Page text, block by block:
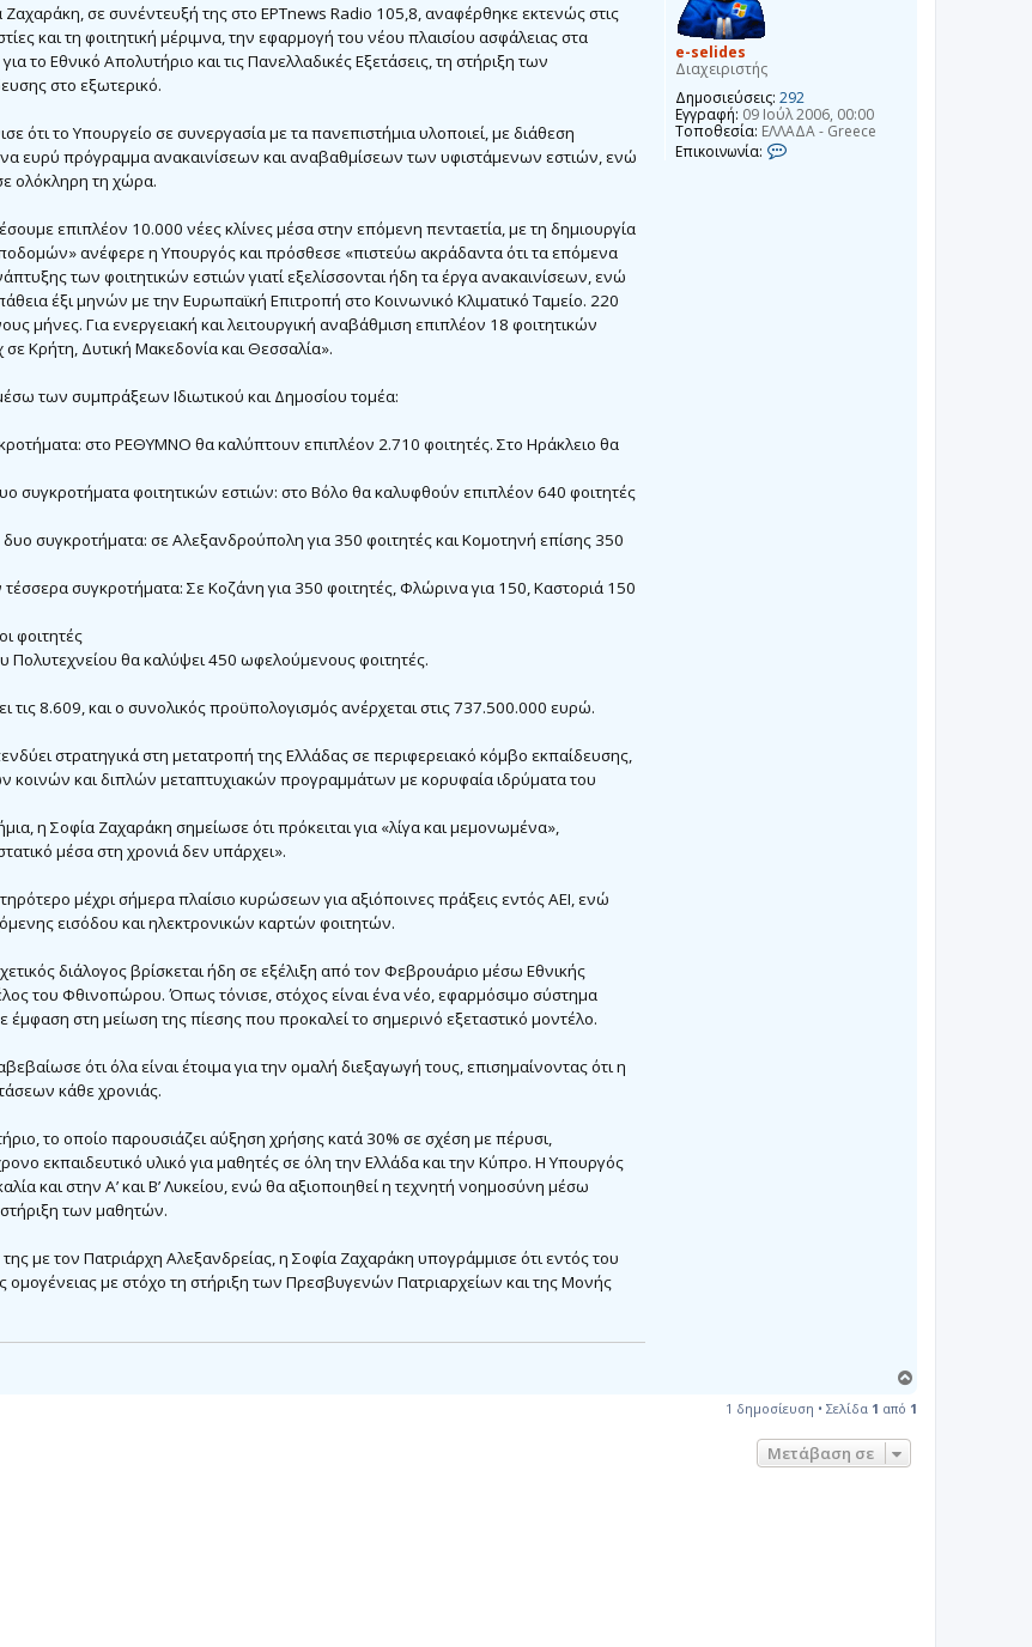
e-selides
Διαχειριστής
Δημοσιεύσεις: 292
Εγγραφή: 09 Ιούλ 2006, 00:00
Τοποθεσία: ΕΛΛΑΔΑ - Greece
Επικοινωνία:
σε συνέντευξή της στο ΕΡΤnews Radio 105,8, αναφέρθηκε εκτενώς στις
και τη φοιτητική μέριμνα, την εφαρμογή του νέου πλαισίου ασφάλειας στα
το Εθνικό Απολυτήριο και τις Πανελλαδικές Εξετάσεις, τη στήριξη των
στο εξωτερικό.
ότι το Υπουργείο σε συνεργασία με τα πανεπιστήμια υλοποιεί, με διάθεση
ευρύ πρόγραμμα ανακαινίσεων και αναβαθμίσεων των υφιστάμενων εστιών, ενώ
ολόκληρη τη χώρα.
επιπλέον 10.000 νέες κλίνες μέσα στην επόμενη πενταετία, με τη δημιουργία
ανέφερε η Υπουργός και πρόσθεσε «πιστεύω ακράδαντα ότι τα επόμενα
των φοιτητικών εστιών γιατί εξελίσσονται ήδη τα έργα ανακαινίσεων, ενώ
έξι μηνών με την Ευρωπαϊκή Επιτροπή στο Κοινωνικό Κλιματικό Ταμείο. 220
μήνες. Για ενεργειακή και λειτουργική αναβάθμιση επιπλέον 18 φοιτητικών
Κρήτη, Δυτική Μακεδονία και Θεσσαλία».
των συμπράξεων Ιδιωτικού και Δημοσίου τομέα:
στο ΡΕΘΥΜΝΟ θα καλύπτουν επιπλέον 2.710 φοιτητές. Στο Ηράκλειο θα
συγκροτήματα φοιτητικών εστιών: στο Βόλο θα καλυφθούν επιπλέον 640 φοιτητές
συγκροτήματα: σε Αλεξανδρούπολη για 350 φοιτητές και Κομοτηνή επίσης 350
συγκροτήματα: Σε Κοζάνη για 350 φοιτητές, Φλώρινα για 150, Καστοριά 150
φοιτητές
Πολυτεχνείου θα καλύψει 450 ωφελούμενους φοιτητές.
τις 8.609, και ο συνολικός προϋπολογισμός ανέρχεται στις 737.500.000 ευρώ.
στρατηγικά στη μετατροπή της Ελλάδας σε περιφερειακό κόμβο εκπαίδευσης,
και διπλών μεταπτυχιακών προγραμμάτων με κορυφαία ιδρύματα του
η Σοφία Ζαχαράκη σημείωσε ότι πρόκειται για «λίγα και μεμονωμένα»,
μέσα στη χρονιά δεν υπάρχει».
μέχρι σήμερα πλαίσιο κυρώσεων για αξιόποινες πράξεις εντός ΑΕΙ, ενώ
εισόδου και ηλεκτρονικών καρτών φοιτητών.
διάλογος βρίσκεται ήδη σε εξέλιξη από τον Φεβρουάριο μέσω Εθνικής
του Φθινοπώρου. Όπως τόνισε, στόχος είναι ένα νέο, εφαρμόσιμο σύστημα
έμφαση στη μείωση της πίεσης που προκαλεί το σημερινό εξεταστικό μοντέλο.
ότι όλα είναι έτοιμα για την ομαλή διεξαγωγή τους, επισημαίνοντας ότι η
κάθε χρονιάς.
το οποίο παρουσιάζει αύξηση χρήσης κατά 30% σε σχέση με πέρυσι,
εκπαιδευτικό υλικό για μαθητές σε όλη την Ελλάδα και την Κύπρο. Η Υπουργός
και στην Α’ και Β’ Λυκείου, ενώ θα αξιοποιηθεί η τεχνητή νοημοσύνη μέσω
των μαθητών.
με τον Πατριάρχη Αλεξανδρείας, η Σοφία Ζαχαράκη υπογράμμισε ότι εντός του
ομογένειας με στόχο τη στήριξη των Πρεσβυγενών Πατριαρχείων και της Μονής
1 δημοσίευση • Σελίδα 1 από 1
Μετάβαση σε